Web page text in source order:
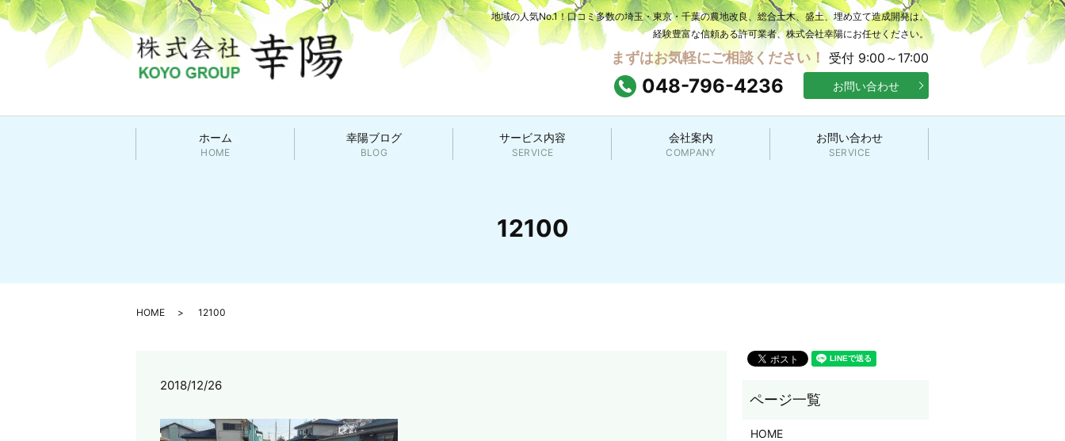
地域の人気No.1！口コミ多数の埼玉・東京・千葉の農地改良、総合土木、盛土、埋め立て造成開発は、
経験豊富な信頼ある許可業者、株式会社幸陽にお任せください。
まずはお気軽にご相談ください！ 受付 9:00～17:00
048-796-4236 お問い合わせ
ホーム
HOME
幸陽ブログ
BLOG
サービス内容
SERVICE
会社案内
COMPANY
お問い合わせ
SERVICE
12100
HOME 12100
2018/12/26
HOME